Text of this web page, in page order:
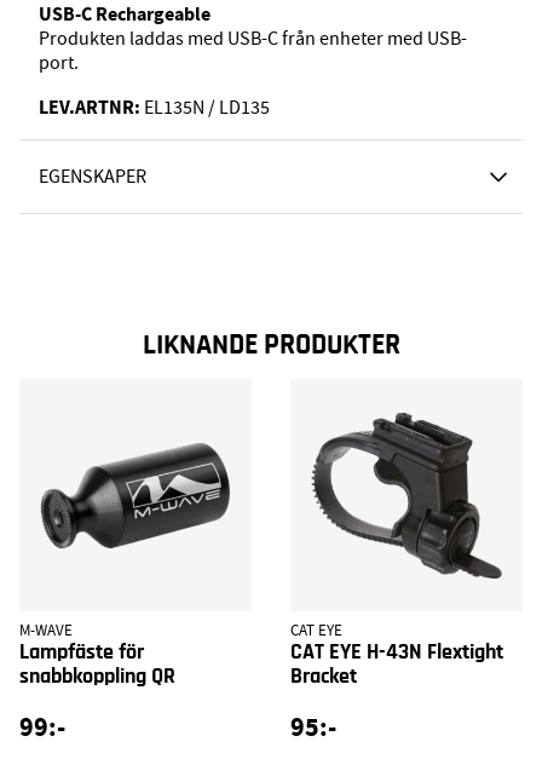
USB-C Rechargeable
Produkten laddas med USB-C från enheter med USB-
port.
LEV.ARTNR: EL135N / LD135
EGENSKAPER
LIKNANDE PRODUKTER
M-WAVE
Lampfäste för
snabbkoppling QR
99:-
CAT EYE
CAT EYE H-43N Flextight
Bracket
95:-